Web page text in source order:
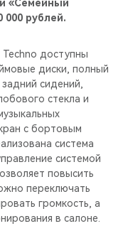
«Семейный
000 рублей.
Techno доступны
диски, полный
сидений,
стекла и
с бортовым
система
системой
повысить
переключать
громкость, а
в салоне.